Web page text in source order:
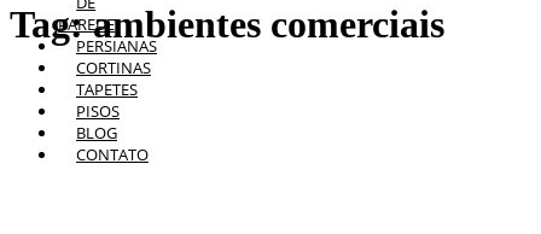
PAREDE
PERSIANAS
CORTINAS
TAPETES
PISOS
BLOG
CONTATO
Tag:ambientes comerciais